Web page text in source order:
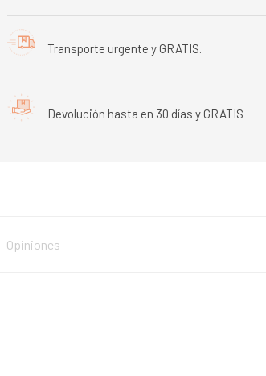
Transporte urgente y GRATIS.
Devolución hasta en 30 días y GRATIS
Opiniones